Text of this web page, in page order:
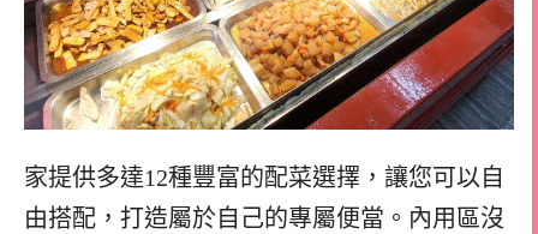
家提供多達12種豐富的配菜選擇，讓您可以自
由搭配，打造屬於自己的專屬便當。內用區沒